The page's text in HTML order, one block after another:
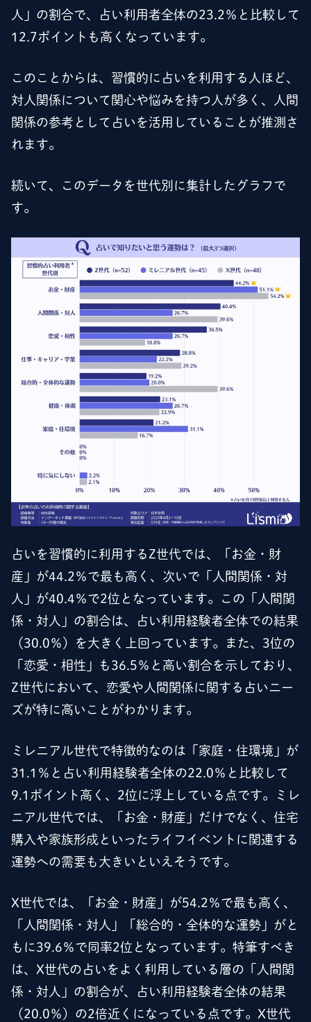
人」の割合で、占い利用者全体の23.2％と比較して
12.7ポイントも高くなっています。
このことからは、習慣的に占いを利用する人ほど、
対人関係について関心や悩みを持つ人が多く、人間
関係の参考として占いを活用していることが推測さ
れます。
続いて、このデータを世代別に集計したグラフで
す。
占いを習慣的に利用するZ世代では、「お金・財
産」が44.2％で最も高く、次いで「人間関係・対
人」が40.4％で2位となっています。この「人間関
係・対人」の割合は、占い利用経験者全体での結果
（30.0％）を大きく上回っています。また、3位の
「恋愛・相性」も36.5％と高い割合を示しており、
Z世代において、恋愛や人間関係に関する占いニー
ズが特に高いことがわかります。
ミレニアル世代で特徴的なのは「家庭・住環境」が
31.1％と占い利用経験者全体の22.0％と比較して
9.1ポイント高く、2位に浮上している点です。ミレ
ニアル世代では、「お金・財産」だけでなく、住宅
購入や家族形成といったライフイベントに関連する
運勢への需要も大きいといえそうです。
X世代では、「お金・財産」が54.2％で最も高く、
「人間関係・対人」「総合的・全体的な運勢」がと
もに39.6％で同率2位となっています。特筆すべき
は、X世代の占いをよく利用している層の「人間関
係・対人」の割合が、占い利用経験者全体の結果
（20.0％）の2倍近くになっている点です。X世代